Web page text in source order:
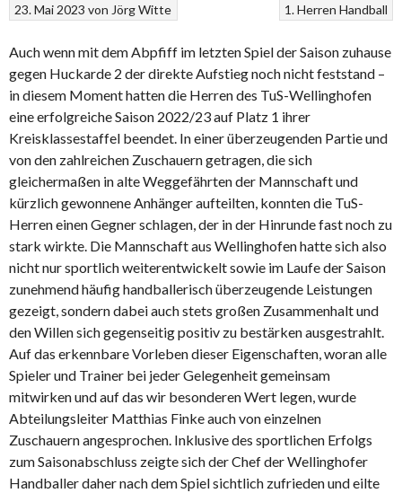
1. Herren Handball
23. Mai 2023 von Jörg Witte
Auch wenn mit dem Abpfiff im letzten Spiel der Saison zuhause
gegen Huckarde 2 der direkte Aufstieg noch nicht feststand –
in diesem Moment hatten die Herren des TuS-Wellinghofen
eine erfolgreiche Saison 2022/23 auf Platz 1 ihrer
Kreisklassestaffel beendet. In einer überzeugenden Partie und
von den zahlreichen Zuschauern getragen, die sich
gleichermaßen in alte Weggefährten der Mannschaft und
kürzlich gewonnene Anhänger aufteilten, konnten die TuS-
Herren einen Gegner schlagen, der in der Hinrunde fast noch zu
stark wirkte. Die Mannschaft aus Wellinghofen hatte sich also
nicht nur sportlich weiterentwickelt sowie im Laufe der Saison
zunehmend häufig handballerisch überzeugende Leistungen
gezeigt, sondern dabei auch stets großen Zusammenhalt und
den Willen sich gegenseitig positiv zu bestärken ausgestrahlt.
Auf das erkennbare Vorleben dieser Eigenschaften, woran alle
Spieler und Trainer bei jeder Gelegenheit gemeinsam
mitwirken und auf das wir besonderen Wert legen, wurde
Abteilungsleiter Matthias Finke auch von einzelnen
Zuschauern angesprochen. Inklusive des sportlichen Erfolgs
zum Saisonabschluss zeigte sich der Chef der Wellinghofer
Handballer daher nach dem Spiel sichtlich zufrieden und eilte